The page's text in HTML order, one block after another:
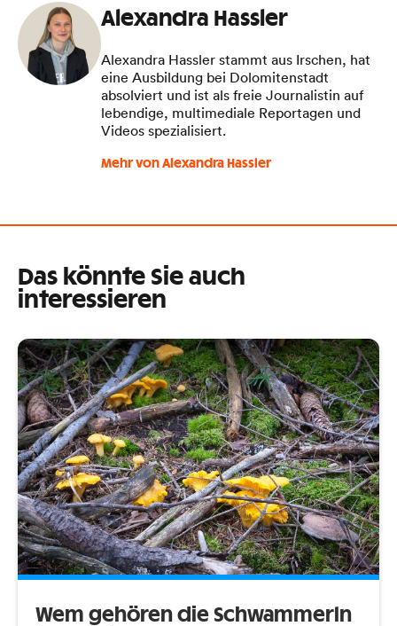
Alexandra Hassler
Alexandra Hassler stammt aus Irschen, hat
eine Ausbildung bei Dolomitenstadt
absolviert und ist als freie Journalistin auf
lebendige, multimediale Reportagen und
Videos spezialisiert.
Mehr von Alexandra Hassler
Das könnte Sie auch
interessieren
Wem gehören die Schwammerln